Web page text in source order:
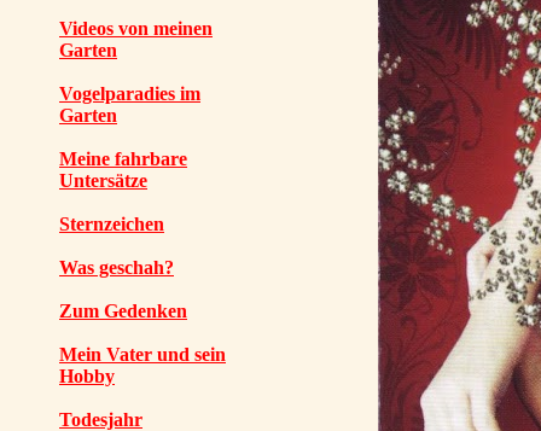
Videos von meinen
Garten
Vogelparadies im
Garten
Meine fahrbare
Untersätze
Sternzeichen
Was geschah?
Zum Gedenken
Mein Vater und sein
Hobby
Todesjahr